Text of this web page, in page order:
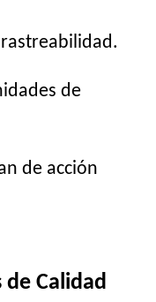
de
de acción
de Calidad